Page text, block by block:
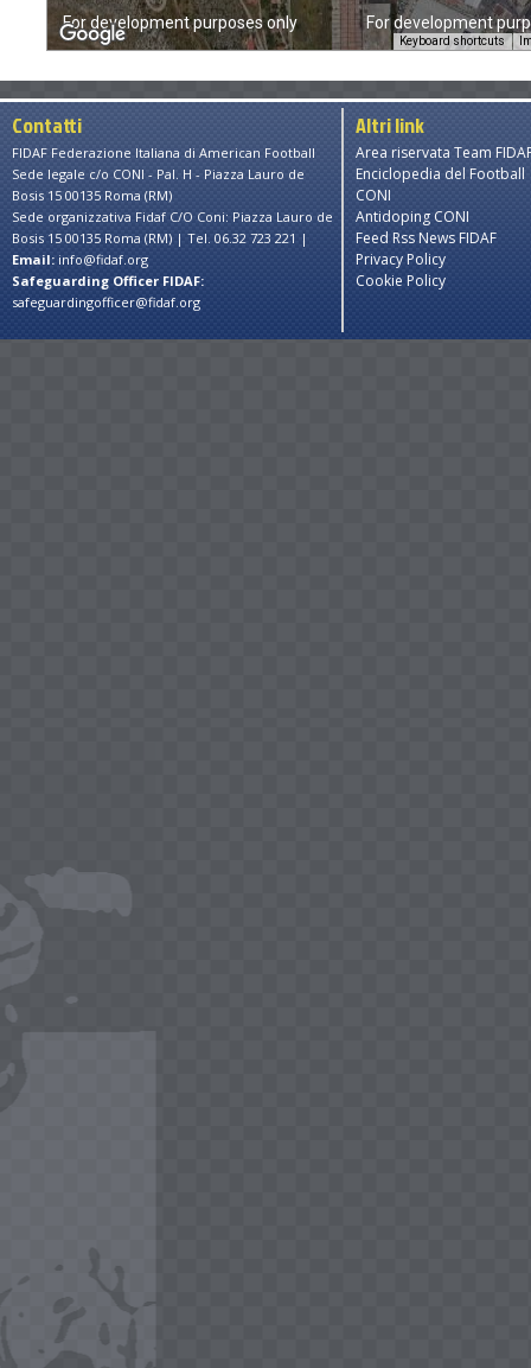
For development
For development purposes only
Keyboard shortcuts
Contatti
FIDAF Federazione Italiana di American Football
Sede legale c/o CONI - Pal. H - Piazza Lauro de
Bosis 15 00135 Roma (RM)
Sede organizzativa Fidaf C/O Coni: Piazza Lauro de
Bosis 15 00135 Roma (RM) | Tel. 06.32 723 221 |
Email: info@fidaf.org
Safeguarding Officer FIDAF:
safeguardingofficer@fidaf.org
Altri link
Area riservata Team
Enciclopedia del Football
CONI
Antidoping CONI
Feed Rss News FIDAF
Privacy Policy
Cookie Policy